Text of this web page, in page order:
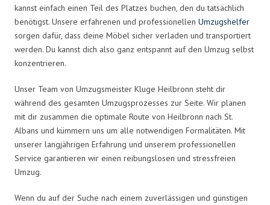
kannst einfach einen Teil des Platzes buchen, den du tatsächlich
benötigst. Unsere erfahrenen und professionellen Umzugshelfer
sorgen dafür, dass deine Möbel sicher verladen und transportiert
werden. Du kannst dich also ganz entspannt auf den Umzug selbst
konzentrieren.
Unser Team von Umzugsmeister Kluge Heilbronn steht dir
während des gesamten Umzugsprozesses zur Seite. Wir planen
mit dir zusammen die optimale Route von Heilbronn nach St.
Albans und kümmern uns um alle notwendigen Formalitäten. Mit
unserer langjährigen Erfahrung und unserem professionellen
Service garantieren wir einen reibungslosen und stressfreien
Umzug.
Wenn du auf der Suche nach einem zuverlässigen und günstigen